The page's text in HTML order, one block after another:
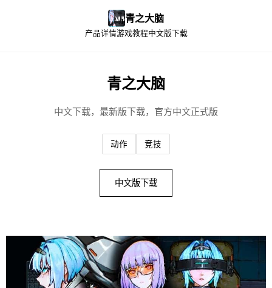
青之大脑
产品详情游戏教程中文版下载
青之大脑
中文下载，最新版下载，官方中文正式版
动作 竞技
中文版下载